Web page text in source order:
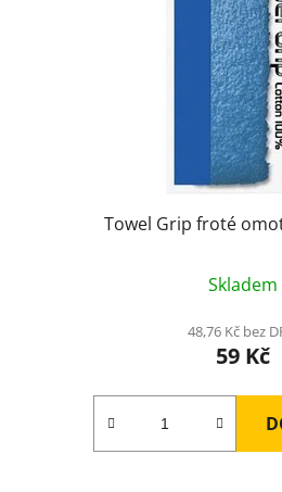
Towel Grip froté
Skladem
48,76 Kč bez
59 Kč